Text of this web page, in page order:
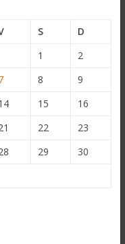
S
D
1
2
8
9
15
16
22
23
29
30